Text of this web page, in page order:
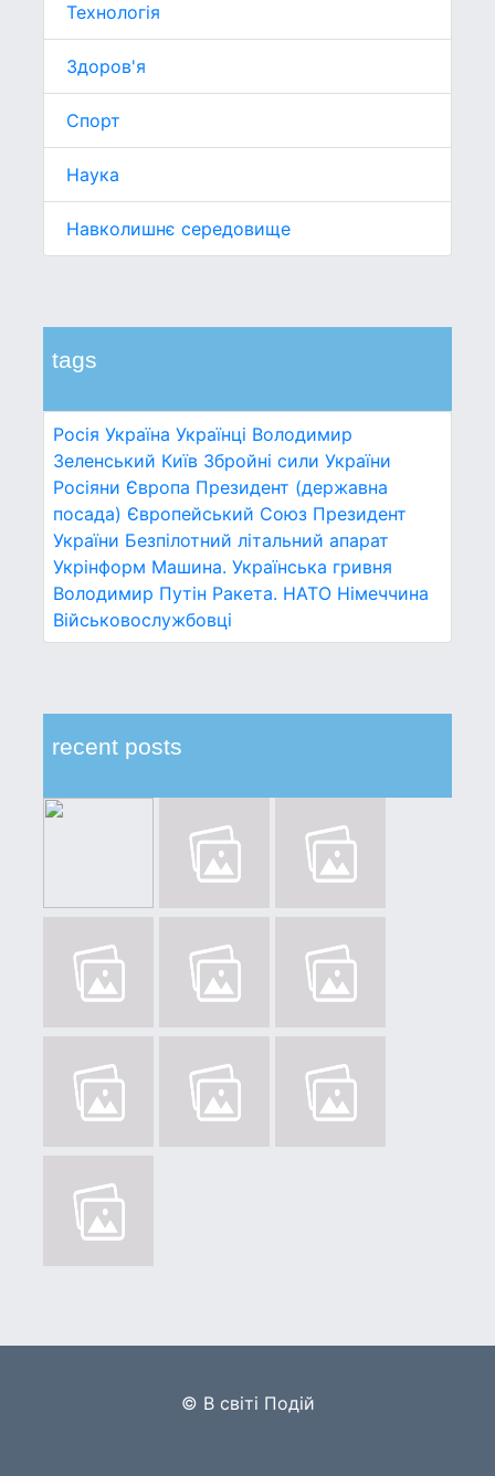
Технологія
Здоров'я
Спорт
Наука
Навколишнє середовище
tags
Росія Україна Українці Володимир
Зеленський Київ Збройні сили України
Росіяни Європа Президент (державна
посада) Європейський Союз Президент
України Безпілотний літальний апарат
Укрінформ Машина. Українська гривня
Володимир Путін Ракета. НАТО Німеччина
Військовослужбовці
recent posts
© В світі Подій